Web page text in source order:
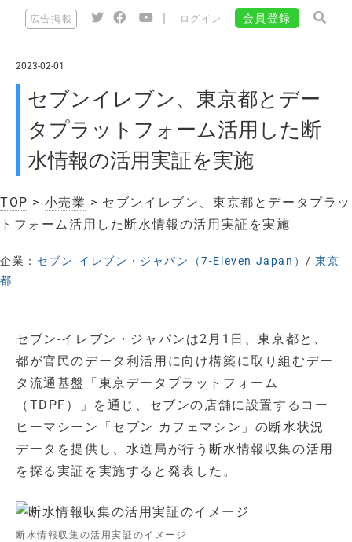
広告掲載 ログイン 会員登録
2023-02-01
セブンイレブン、東京都とデー
タプラットフォーム活用した断
水情報の活用実証を実施
TOP > 小売業 > セブンイレブン、東京都とデータプラッ
トフォーム活用した断水情報の活用実証を実施
企業： セブン‐イレブン・ジャパン（7-Eleven Japan）/東京
都
セブン-イレブン・ジャパンは2月1日、東京都と、
都が官民のデータ利活用に向け構築に取り組むデー
タ流通基盤「東京データプラットフォーム
（TDPF）」を通じ、セブンの店舗に設置するコー
ヒーマシーン「セブン カフェマシン」の断水状況
データを提供し、水道局が行う断水情報収集の活用
を探る実証を実施すると発表した。
断水情報収集の活用実証のイメージ